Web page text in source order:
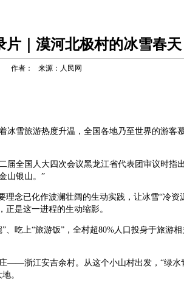
片｜漠河北极村的冰雪春天
作者： 来源：人民网
冰雪旅游热度升温，全国各地乃至世界的游客
届全国人大四次会议黑龙江省代表团审议时指
山银山。”
理念已化作波澜壮阔的生动实践，让冰雪“冷资
正是这一进程的生动缩影。
、吃上“旅游饭”，全村超80%人口投身于旅游
——浙江安吉余村。从这个小山村出发，“绿水
。